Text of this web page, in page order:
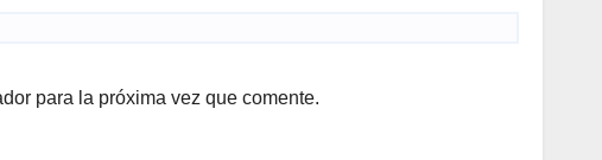
para la próxima vez que comente.